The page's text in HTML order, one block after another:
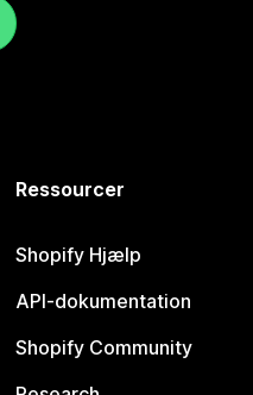
Ressourcer
Shopify Hjælp
API-dokumentation
Shopify Community